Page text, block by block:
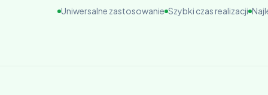
Uniwersalne zastosowanie Szybki czas realizacji